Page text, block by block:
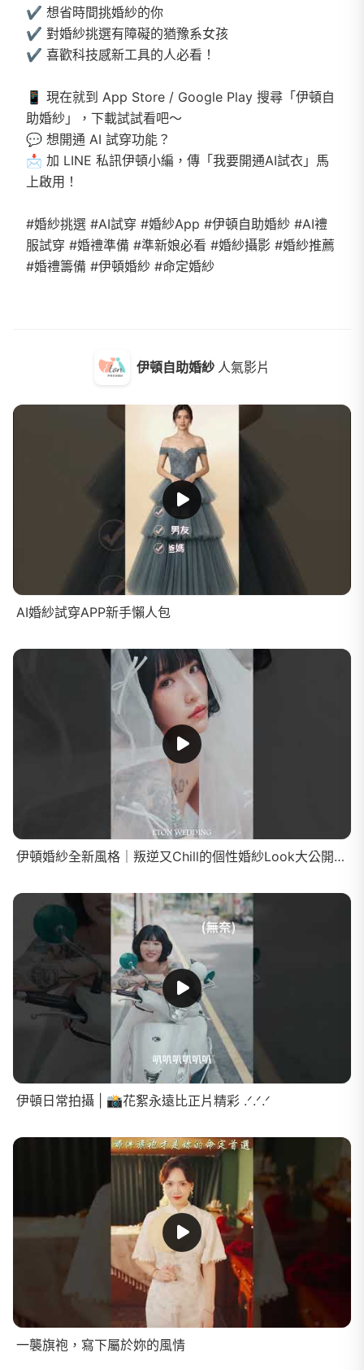
✔️ 想省時間挑婚紗的你
✔️ 對婚紗挑選有障礙的猶豫系女孩
✔️ 喜歡科技感新工具的人必看！
📱 現在就到 App Store / Google Play 搜尋「伊頓自
助婚紗」，下載試試看吧～
💬 想開通 AI 試穿功能？
📩 加 LINE 私訊伊頓小編，傳「我要開通AI試衣」馬
上啟用！
#婚紗挑選 #AI試穿 #婚紗App #伊頓自助婚紗 #AI禮
服試穿 #婚禮準備 #準新娘必看 #婚紗攝影 #婚紗推薦
#婚禮籌備 #伊頓婚紗 #命定婚紗
伊頓自助婚紗 人氣影片
AI婚紗試穿APP新手懶人包
伊頓婚紗全新風格｜叛逆又Chill的個性婚紗Look大公開！feat.蛋娘
伊頓日常拍攝 | 📸花絮永遠比正片精彩 .ᐟ.ᐟ.ᐟ
一襲旗袍，寫下屬於妳的風情